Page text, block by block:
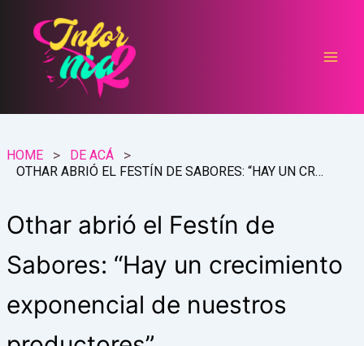
contenido
HOME
DE ACÁ
OTHAR ABRIÓ EL FESTÍN DE SABORES: “HAY UN CRECIMIENTO EXPONENCIAL DE NUESTROS PRODUCTORES”
Othar abrió el Festín de
Sabores: “Hay un crecimiento
exponencial de nuestros